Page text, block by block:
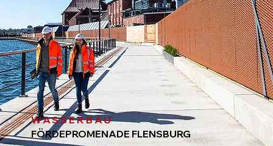
WASSERBAU
FÖRDEPROMENADE FLENSBURG